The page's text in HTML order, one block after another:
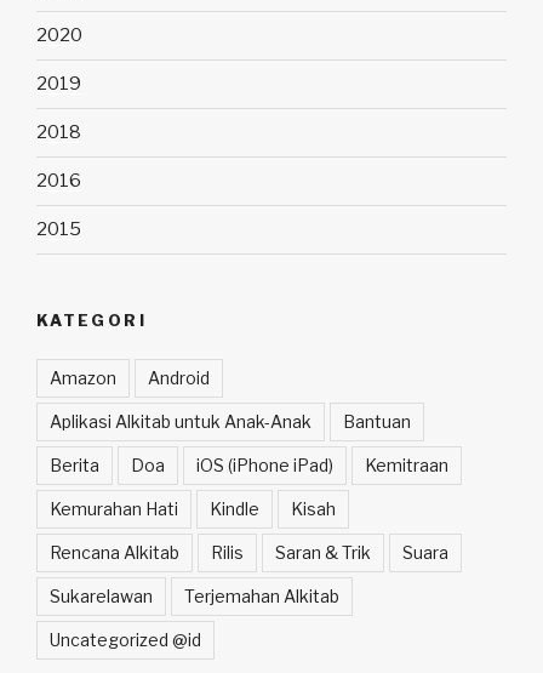
2020
2019
2018
2016
2015
KATEGORI
Amazon Android
Aplikasi Alkitab untuk Anak-Anak Bantuan
Berita Doa iOS (iPhone iPad) Kemitraan
Kemurahan Hati Kindle Kisah
Rencana Alkitab Rilis Saran & Trik Suara
Sukarelawan Terjemahan Alkitab
Uncategorized @id